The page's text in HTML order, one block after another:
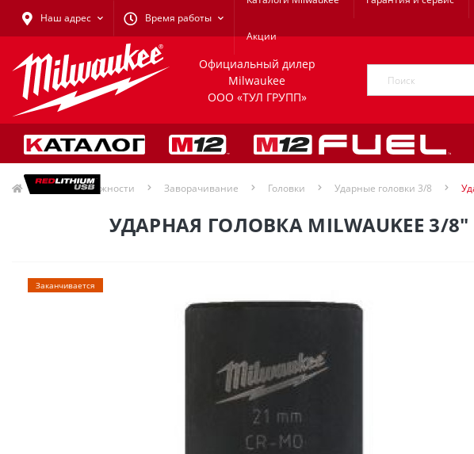
Наш адрес Время работы
Акции
Официальный дилер
Milwaukee
ООО «ТУЛ ГРУПП»
Принадлежности Заворачивание Головки Ударные головки 3/8
УДАРНАЯ ГОЛОВКА MILWAUKEE 3/
Заканчивается